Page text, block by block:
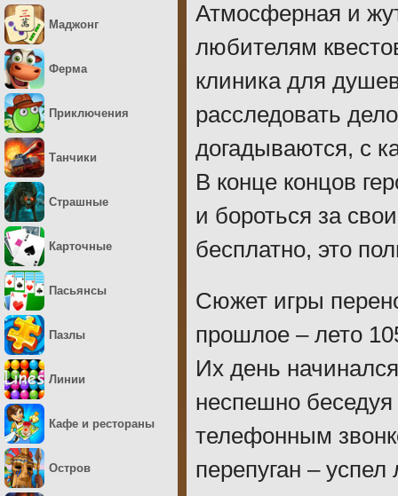
Атмосферная и
любителям
клиника для
расследовать
догадываются, с
В конце концов
и бороться за
бесплатно, это
Сюжет игры
прошлое – лето
Их день
неспешно
телефонным
перепуган –
Маджонг
Ферма
Приключения
Танчики
Страшные
Карточные
Пасьянсы
Пазлы
Линии
Кафе и рестораны
Остров